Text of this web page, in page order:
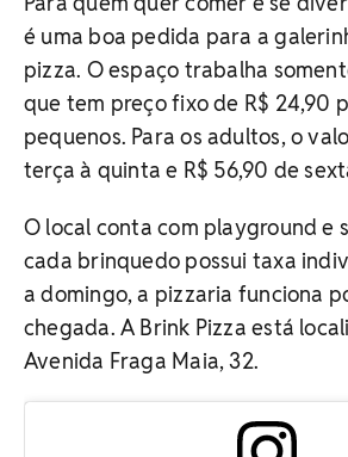
é uma boa pedida para a
pizza. O espaço trabalha
que tem preço fixo de R$ 24,90
pequenos. Para os adultos, o
terça à quinta e R$ 56,90 de
O local conta com playground e
cada brinquedo possui taxa
a domingo, a pizzaria funciona
chegada. A Brink Pizza está
Avenida Fraga Maia, 32.